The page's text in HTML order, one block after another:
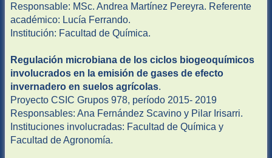
Responsable: MSc. Andrea Martínez Pereyra. Referente
académico: Lucía Ferrando.
Institución: Facultad de Química.
Regulación microbiana de los ciclos biogeoquímicos
involucrados en la emisión de gases de efecto
invernadero en suelos agrícolas.
Proyecto CSIC Grupos 978, período 2015- 2019
Responsables: Ana Fernández Scavino y Pilar Irisarri.
Instituciones involucradas: Facultad de Química y
Facultad de Agronomía.